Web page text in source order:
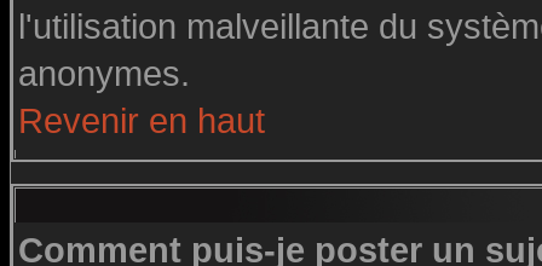
l'utilisation malveillante du
anonymes.
Revenir en haut
Comment puis-je poster un